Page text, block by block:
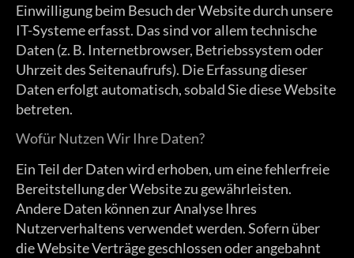
Einwilligung beim Besuch der Website durch unsere
IT-Systeme erfasst. Das sind vor allem technische
Daten (z. B. Internetbrowser, Betriebssystem oder
Uhrzeit des Seitenaufrufs). Die Erfassung dieser
Daten erfolgt automatisch, sobald Sie diese Website
betreten.
Wofür Nutzen Wir Ihre Daten?
Ein Teil der Daten wird erhoben, um eine fehlerfreie
Bereitstellung der Website zu gewährleisten.
Andere Daten können zur Analyse Ihres
Nutzerverhaltens verwendet werden. Sofern über
die Website Verträge geschlossen oder angebahnt